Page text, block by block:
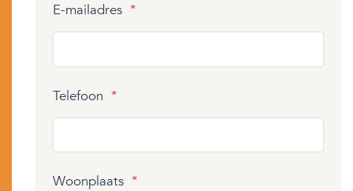
E-mailadres *
Telefoon *
Woonplaats *